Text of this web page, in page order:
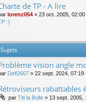
de TP - A lire
lorenz054 » 23 oct. 2005, 02:00
:)
Sujets
vision angle
Delf2607 » 22 sept. 2024, 07:19
rabattables
par Titi la Bulle » 13 sept. 2005,